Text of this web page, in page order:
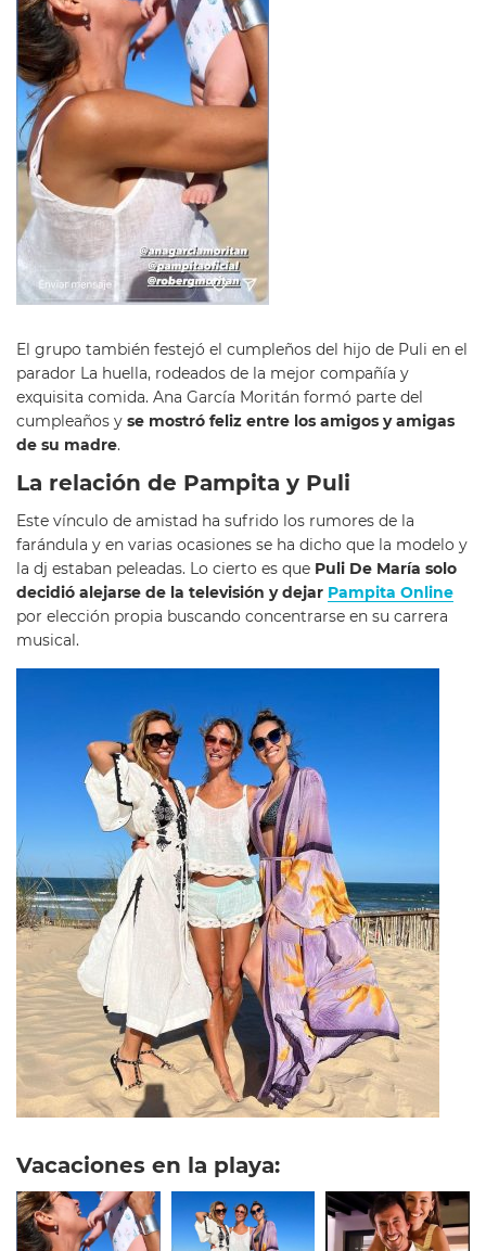
El grupo también festejó el cumpleños del hijo de Puli en el
parador La huella, rodeados de la mejor compañía y
exquisita comida. Ana García Moritán formó parte del
cumpleaños y se mostró feliz entre los amigos y amigas
de su madre.
La relación de Pampita y Puli
Este vínculo de amistad ha sufrido los rumores de la
farándula y en varias ocasiones se ha dicho que la modelo y
la dj estaban peleadas. Lo cierto es que Puli De María solo
decidió alejarse de la televisión y dejar Pampita Online
por elección propia buscando concentrarse en su carrera
musical.
Vacaciones en la playa: